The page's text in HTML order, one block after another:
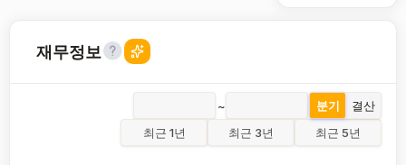
재무정보
~ 분기
결산
최근 1년
최근 3년 최근 5년